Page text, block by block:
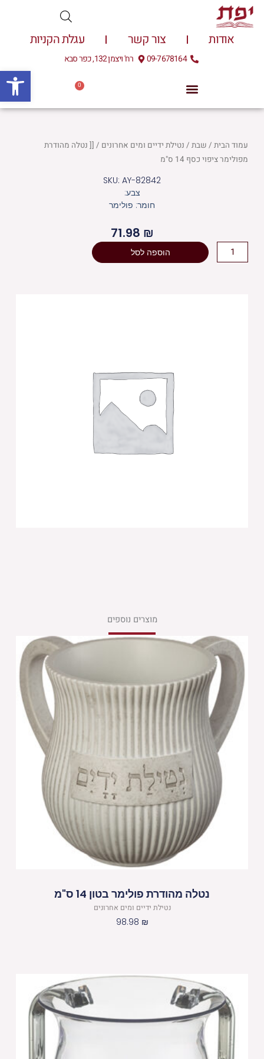
דילוג
לתוכן
אודות צור קשר עגלת הקניות
09-7678164 רח' ויצמן 132, כפר סבא
0
עגלת
עמוד הבית/ שבת/ נטילת ידיים ומים אחרונים / [[ נטלה מהודרת
מפולימר ציפוי כסף 14 ס"מ
SKU: AY-82842
צבע:
חומר: פולימר
71.98 ₪
כמות
של
הוספה לסל
מוצרים נוספים
נטלה מהודרת פולימר בטון 14 ס"מ
נטילת ידיים ומים אחרונים
98.98 ₪